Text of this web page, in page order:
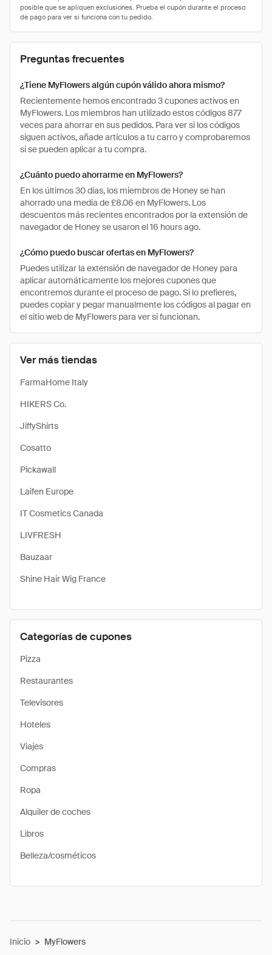
Ver más tiendas
FarmaHome Italy
HIKERS Co.
JiffyShirts
Cosatto
Pickawall
Laifen Europe
IT Cosmetics Canada
LIVFRESH
Bauzaar
Shine Hair Wig France
Categorías de cupones
Pizza
Restaurantes
Televisores
Hoteles
Viajes
Compras
Ropa
Alquiler de coches
Libros
Belleza/cosméticos
Preguntas frecuentes
¿Tiene MyFlowers algún cupón válido ahora mismo?
Recientemente hemos encontrado 3 cupones activos en
MyFlowers. Los miembros han utilizado estos códigos 877
veces para ahorrar en sus pedidos. Para ver si los códigos
siguen activos, añade artículos a tu carro y comprobaremos
si se pueden aplicar a tu compra.
¿Cuánto puedo ahorrarme en MyFlowers?
En los últimos 30 días, los miembros de Honey se han
ahorrado una media de £8.06 en MyFlowers. Los
descuentos más recientes encontrados por la extensión de
navegador de Honey se usaron el 16 hours ago.
¿Cómo puedo buscar ofertas en MyFlowers?
Puedes utilizar la extensión de navegador de Honey para
aplicar automáticamente los mejores cupones que
encontremos durante el proceso de pago. Si lo prefieres,
puedes copiar y pegar manualmente los códigos al pagar en
el sitio web de MyFlowers para ver si funcionan.
Inicio > MyFlowers